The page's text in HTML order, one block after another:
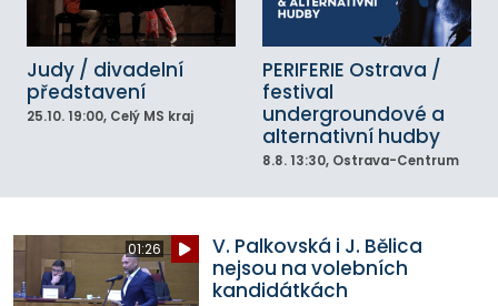
Judy / divadelní
představení
25.10. 19:00, Celý MS kraj
PERIFERIE Ostrava /
festival
undergroundové a
alternativní hudby
8.8. 13:30, Ostrava-Centrum
01:26
V. Palkovská i J. Bělica
nejsou na volebních
kandidátkách